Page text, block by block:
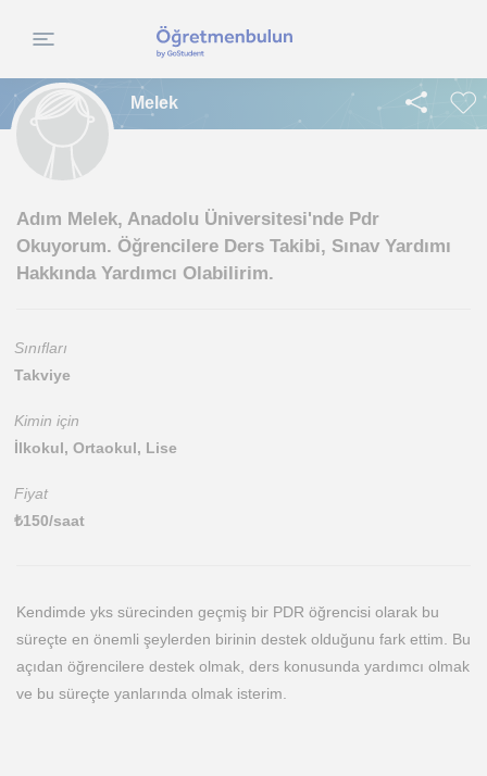
Melek
Adım Melek, Anadolu Üniversitesi'nde Pdr
Okuyorum. Öğrencilere Ders Takibi, Sınav Yardımı
Hakkında Yardımcı Olabilirim.
Sınıfları
Takviye
Kimin için
İlkokul, Ortaokul, Lise
Fiyat
₺150/saat
Kendimde yks sürecinden geçmiş bir PDR öğrencisi olarak bu
süreçte en önemli şeylerden birinin destek olduğunu fark ettim. Bu
açıdan öğrencilere destek olmak, ders konusunda yardımcı olmak
ve bu süreçte yanlarında olmak isterim.